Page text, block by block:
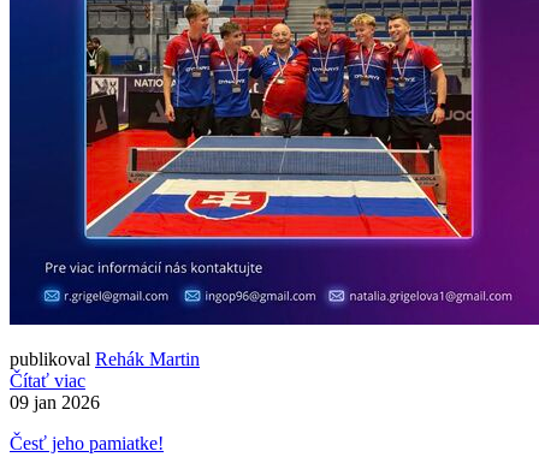
publikoval Rehák Martin
Čítať viac
09 jan 2026
Česť jeho pamiatke!